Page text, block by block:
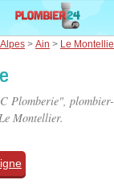
> Ain > Le
Plomberie",
Montellier.